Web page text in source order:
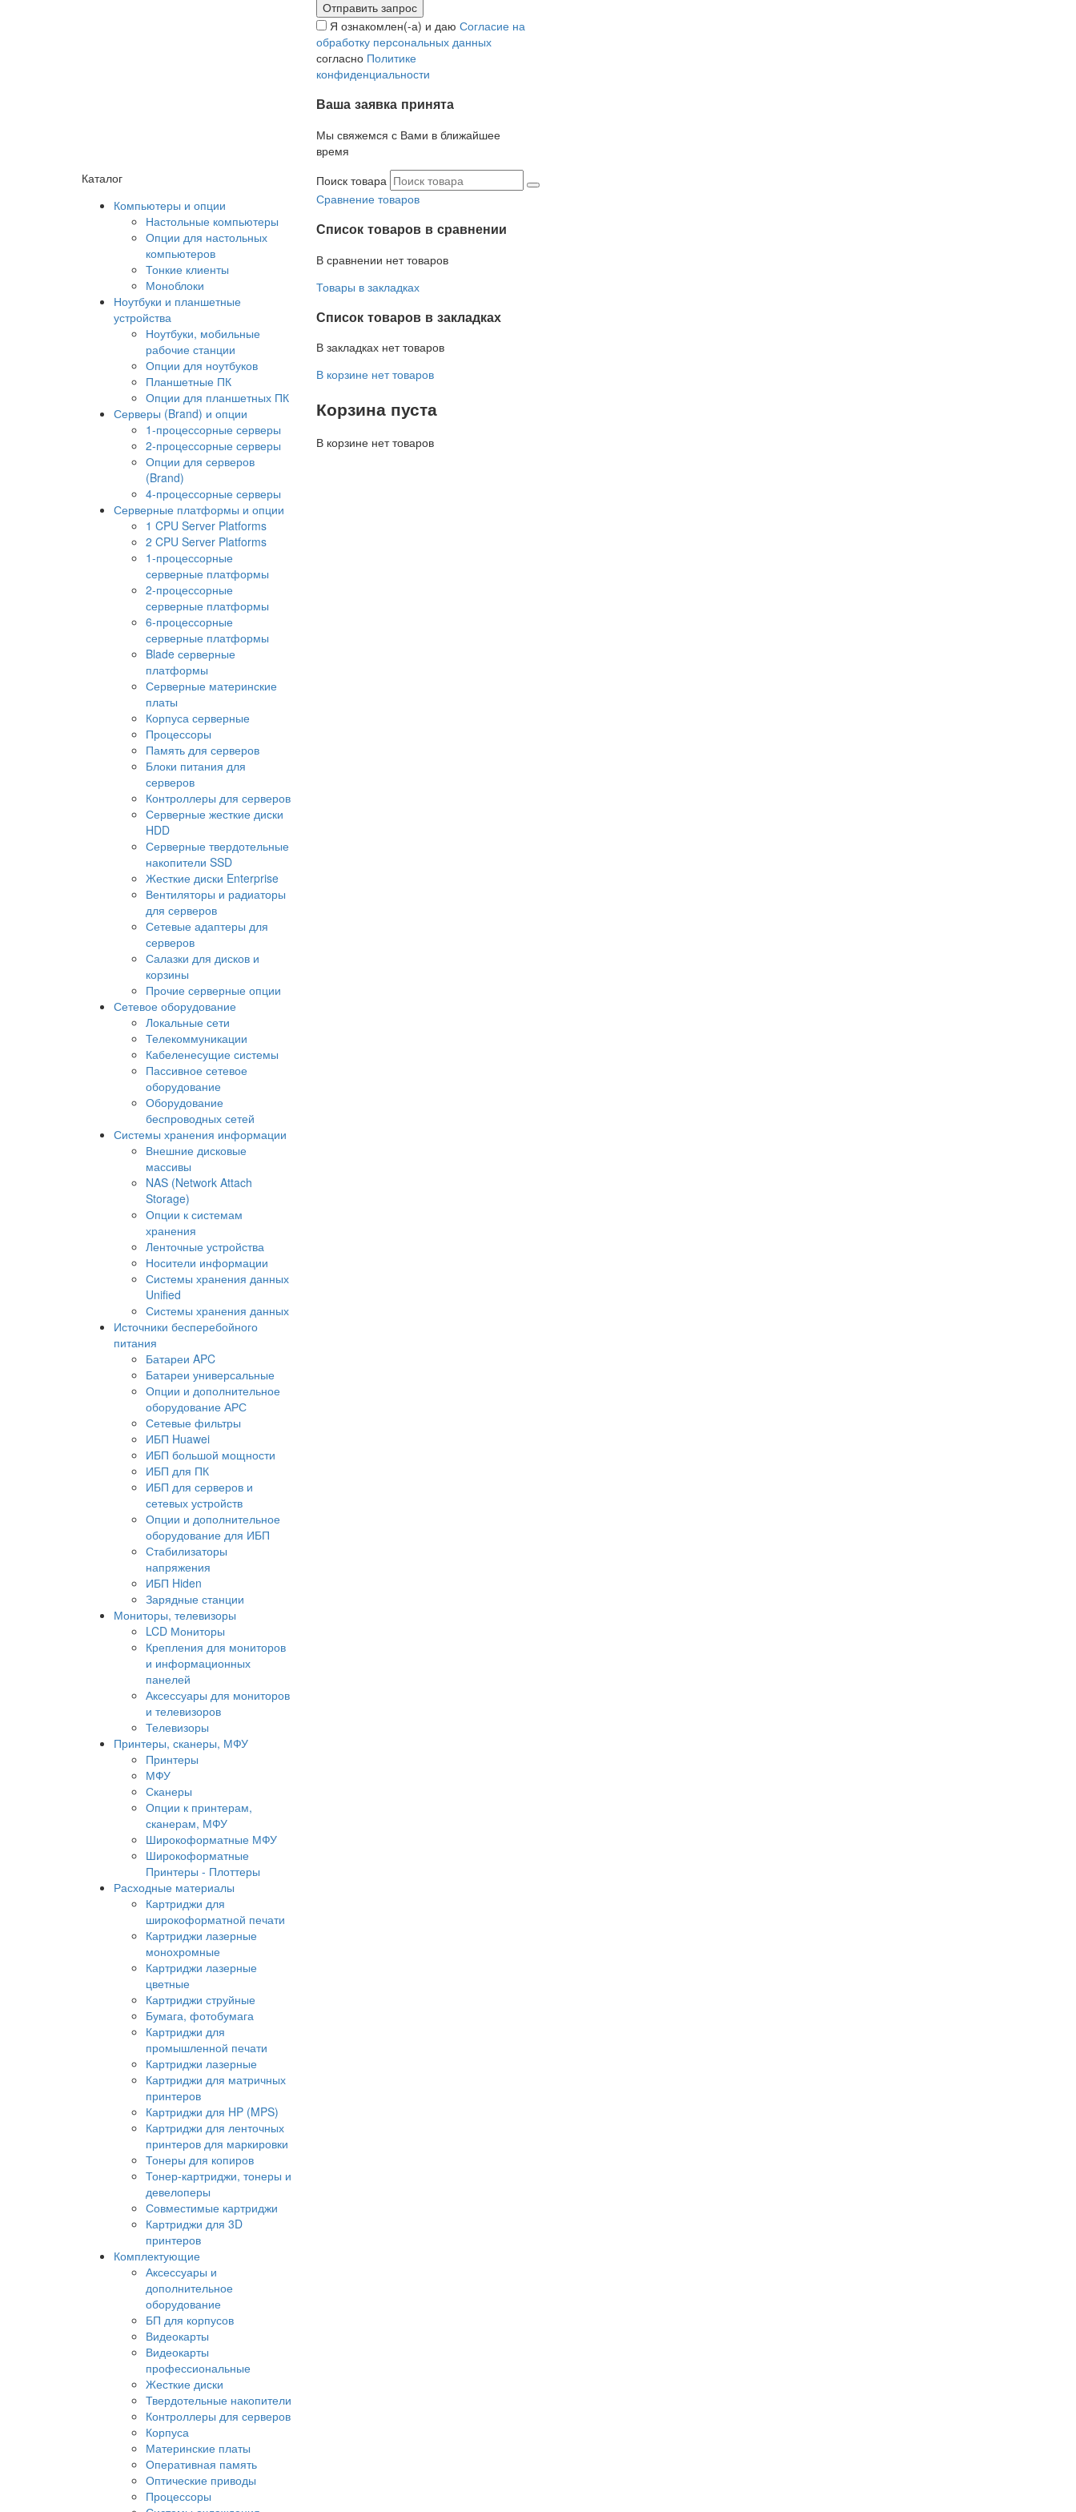
Я ознакомлен(-а) и даю Согласие на
обработку персональных данных
согласно Политике
конфиденциальности
Ваша заявка принята
Мы свяжемся с Вами в ближайшее
время
Каталог
Компьютеры и опции
Настольные компьютеры
Опции для настольных
компьютеров
Тонкие клиенты
Моноблоки
Ноутбуки и планшетные
устройства
Ноутбуки, мобильные
рабочие станции
Опции для ноутбуков
Планшетные ПК
Опции для планшетных ПК
Серверы (Brand) и опции
1-процессорные серверы
2-процессорные серверы
Опции для серверов
(Brand)
4-процессорные серверы
Серверные платформы и опции
1 CPU Server Platforms
2 CPU Server Platforms
1-процессорные
серверные платформы
2-процессорные
серверные платформы
6-процессорные
серверные платформы
Blade серверные
платформы
Серверные материнские
платы
Корпуса серверные
Процессоры
Память для серверов
Блоки питания для
серверов
Контроллеры для серверов
Серверные жесткие диски
HDD
Серверные твердотельные
накопители SSD
Жесткие диски Enterprise
Вентиляторы и радиаторы
для серверов
Сетевые адаптеры для
серверов
Салазки для дисков и
корзины
Прочие серверные опции
Сетевое оборудование
Локальные сети
Телекоммуникации
Кабеленесущие системы
Пассивное сетевое
оборудование
Оборудование
беспроводных сетей
Системы хранения информации
Внешние дисковые
массивы
NAS (Network Attach
Storage)
Опции к системам
хранения
Ленточные устройства
Носители информации
Системы хранения данных
Unified
Системы хранения данных
Источники бесперебойного
питания
Батареи APC
Батареи универсальные
Опции и дополнительное
оборудование АРС
Сетевые фильтры
ИБП Huawei
ИБП большой мощности
ИБП для ПК
ИБП для серверов и
сетевых устройств
Опции и дополнительное
оборудование для ИБП
Стабилизаторы
напряжения
ИБП Hiden
Зарядные станции
Мониторы, телевизоры
LCD Мониторы
Крепления для мониторов
и информационных
панелей
Аксессуары для мониторов
и телевизоров
Телевизоры
Принтеры, сканеры, МФУ
Принтеры
МФУ
Сканеры
Опции к принтерам,
сканерам, МФУ
Широкоформатные МФУ
Широкоформатные
Принтеры - Плоттеры
Расходные материалы
Картриджи для
широкоформатной печати
Картриджи лазерные
монохромные
Картриджи лазерные
цветные
Картриджи струйные
Бумага, фотобумага
Картриджи для
промышленной печати
Картриджи лазерные
Картриджи для матричных
принтеров
Картриджи для HP (MPS)
Картриджи для ленточных
принтеров для маркировки
Тонеры для копиров
Тонер-картриджи, тонеры и
девелоперы
Совместимые картриджи
Картриджи для 3D
принтеров
Комплектующие
Аксессуары и
дополнительное
оборудование
БП для корпусов
Видеокарты
Видеокарты
профессиональные
Жесткие диски
Твердотельные накопители
Контроллеры для серверов
Корпуса
Материнские платы
Оперативная память
Оптические приводы
Процессоры
Поиск товара
Сравнение товаров
Список товаров в сравнении
В сравнении нет товаров
Товары в закладках
Список товаров в закладках
В закладках нет товаров
В корзине нет товаров
Корзина пуста
В корзине нет товаров